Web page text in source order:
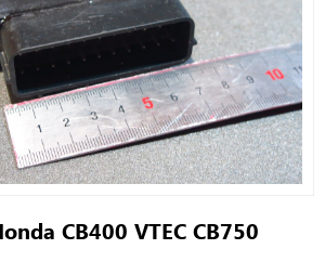
CB400 VTEC CB750